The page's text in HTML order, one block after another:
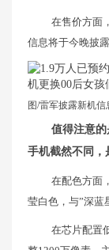
在售价方面
信息将于今晚披
图/雷军披露新机信
值得注意
手机截然不同，
在配色方面
莹白色，与”深蓝
在芯片配置